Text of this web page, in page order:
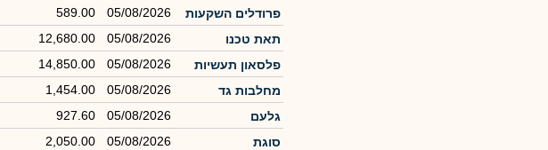
פרודלים השקעות
05/08/2026
589.00
תאת טכנו
05/08/2026
12,680.00
פלסאון תעשיות
05/08/2026
14,850.00
מחלבות גד
05/08/2026
1,454.00
גלעם
05/08/2026
927.60
סוגת
05/08/2026
2,050.00